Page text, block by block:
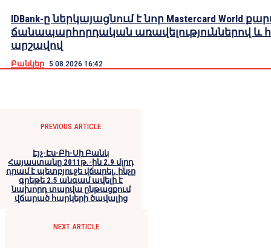
IDBank-ը ներկայացնում է նոր Mastercard World
ճանապարհորդական առավելություններով և
արշավով
Բանկեր 5.08.2026 16:42
PREVIOUS ARTICLE
Էյչ-Էս-Բի-Սի Բանկ
Հայաստանը 2011թ.-ին 2.9 մլրդ
դրամ է պետբյուջե վճարել, ինչը
գրեթե 2.5 անգամ ավելի է
նախորդ տարվա ընթացքում
վճարած հարկերի ծավալից
NEXT ARTICLE